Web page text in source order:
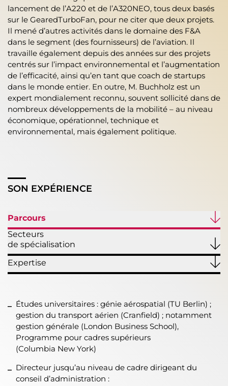
lancement de l’A220 et de l’A320NEO, tous deux basés
sur le GearedTurboFan, pour ne citer que deux projets.
Il mené d’autres activités dans le domaine des F&A
dans le segment (des fournisseurs) de l’aviation. Il
travaille également depuis des années sur des projets
centrés sur l’impact environnemental et l’augmentation
de l’efficacité, ainsi qu’en tant que coach de startups
dans le monde entier. En outre, M. Buchholz est un
expert mondialement reconnu, souvent sollicité dans de
nombreux développements de la mobilité – au niveau
économique, opérationnel, technique et
environnemental, mais également politique.
SON EXPÉRIENCE
Parcours
Secteurs
de spécialisation
Expertise
Études universitaires : génie aérospatial (TU Berlin) ;
gestion du transport aérien (Cranfield) ; notamment
gestion générale (London Business School),
Programme pour cadres supérieurs
(Columbia New York)
Directeur jusqu’au niveau de cadre dirigeant du
conseil d’administration :